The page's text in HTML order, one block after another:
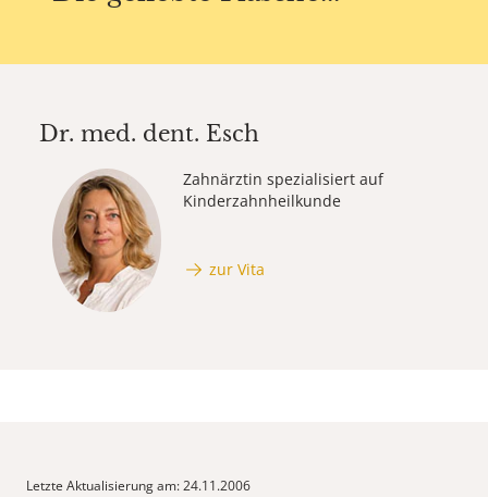
Dr. med. dent. Esch
Zahnärztin spezialisiert auf
Kinderzahnheilkunde
zur Vita
Letzte Aktualisierung am: 24.11.2006